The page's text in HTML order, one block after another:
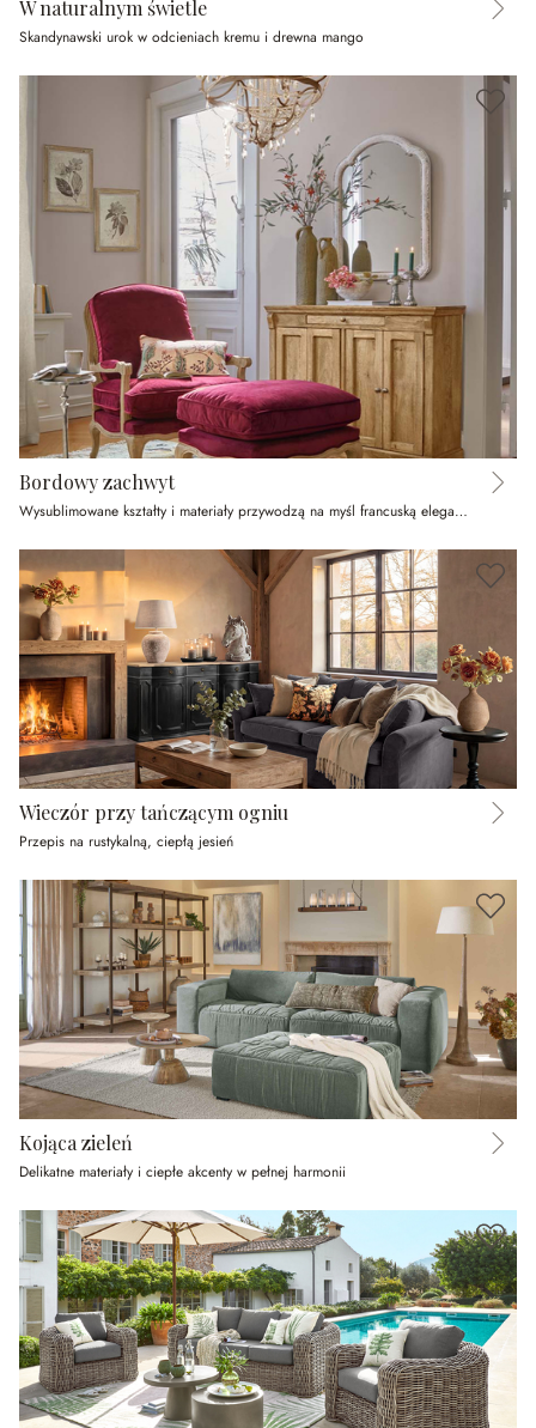
W naturalnym świetle
Skandynawski urok w odcieniach kremu i drewna mango
Bordowy zachwyt
Wysublimowane kształty i materiały przywodzą na myśl francuską elegancję
Wieczór przy tańczącym ogniu
Przepis na rustykalną, ciepłą jesień
Kojąca zieleń
Delikatne materiały i ciepłe akcenty w pełnej harmonii